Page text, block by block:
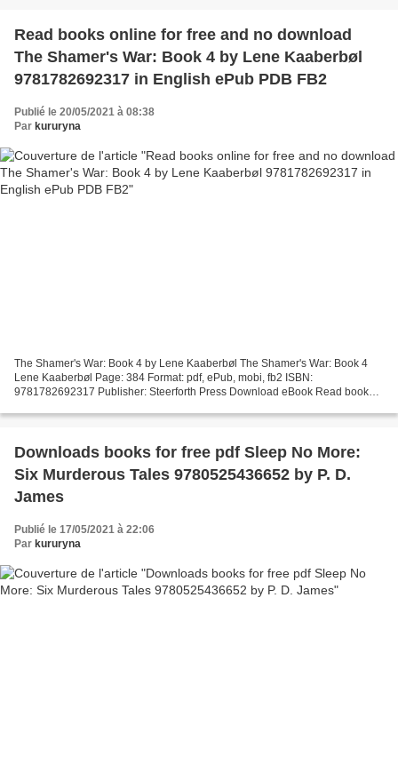
Read books online for free and no download
The Shamer's War: Book 4 by Lene Kaaberbøl
9781782692317 in English ePub PDB FB2
Publié le 20/05/2021 à 08:38
Par kururyna
The Shamer's War: Book 4 by Lene Kaaberbøl The Shamer's War: Book 4
Lene Kaaberbøl Page: 384 Format: pdf, ePub, mobi, fb2 ISBN:
9781782692317 Publisher: Steerforth Press Download eBook Read books
Downloads books for free pdf Sleep No More:
Six Murderous Tales 9780525436652 by P. D.
James
Publié le 17/05/2021 à 22:06
Par kururyna